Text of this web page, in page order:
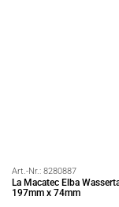
Art.-Nr.: 8280887
La Macatec Elba
197mm x 74mm